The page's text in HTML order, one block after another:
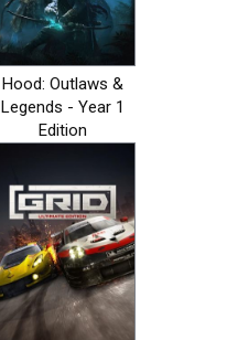
Hood: Outlaws &
Legends - Year 1
Edition